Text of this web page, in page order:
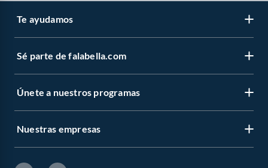
Te ayudamos
Sé parte de falabella.com
Únete a nuestros programas
Nuestras empresas